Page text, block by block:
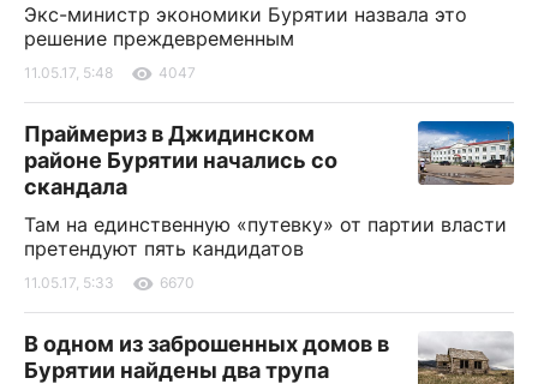
Экс-министр экономики Бурятии назвала это
решение преждевременным
11.05.17, 5:48 4047
Праймериз в Джидинском
районе Бурятии начались со
скандала
Там на единственную «путевку» от партии власти
претендуют пять кандидатов
11.05.17, 5:33 6670
В одном из заброшенных домов в
Бурятии найдены два трупа